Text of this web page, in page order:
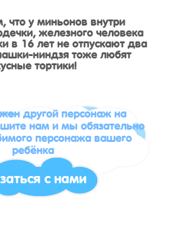
что у миньонов внутри
железного человека
в 16 лет не отпускают два
ниндзя тоже любят
тортики!
другой персонаж на
нам и мы обязательно
персонажа вашего
ребёнка
с нами